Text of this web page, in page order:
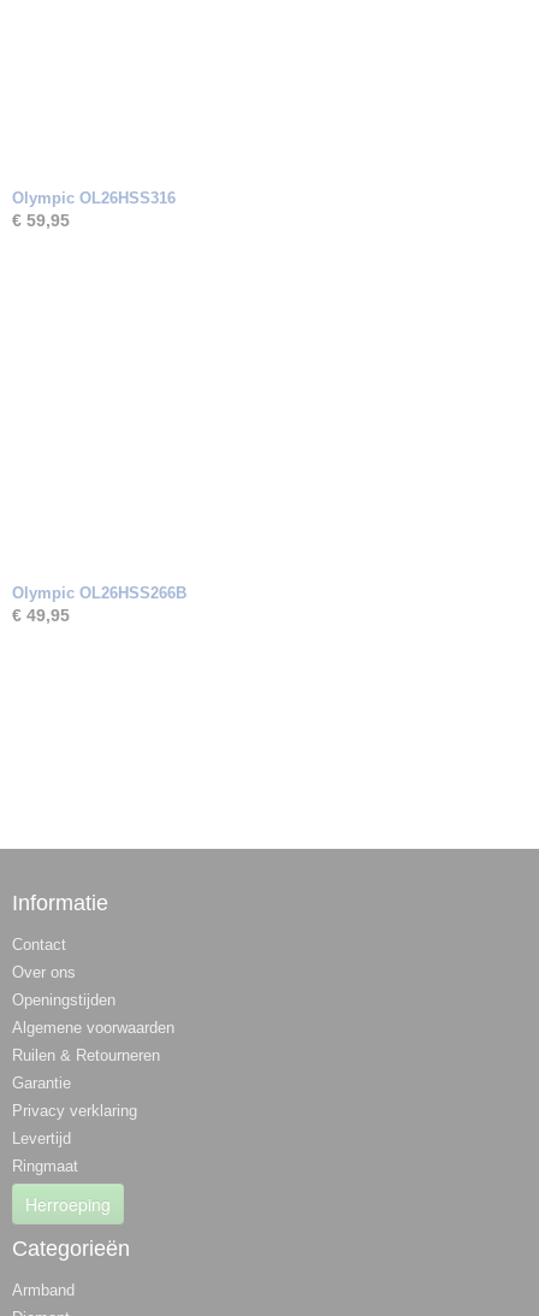
Olympic OL26HSS316
€ 59,95
Olympic OL26HSS266B
€ 49,95
Informatie
Contact
Over ons
Openingstijden
Algemene voorwaarden
Ruilen & Retourneren
Garantie
Privacy verklaring
Levertijd
Ringmaat
Herroeping
Categorieën
Armband